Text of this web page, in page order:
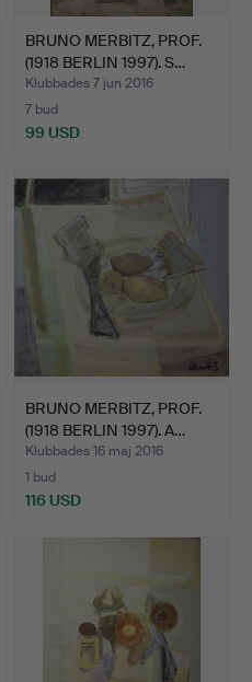
BRUNO MERBITZ, PROF.
(1918 BERLIN 1997). S…
Klubbades 7 jun 2016
7 bud
99 USD
BRUNO MERBITZ, PROF.
(1918 BERLIN 1997). A…
Klubbades 16 maj 2016
1 bud
116 USD